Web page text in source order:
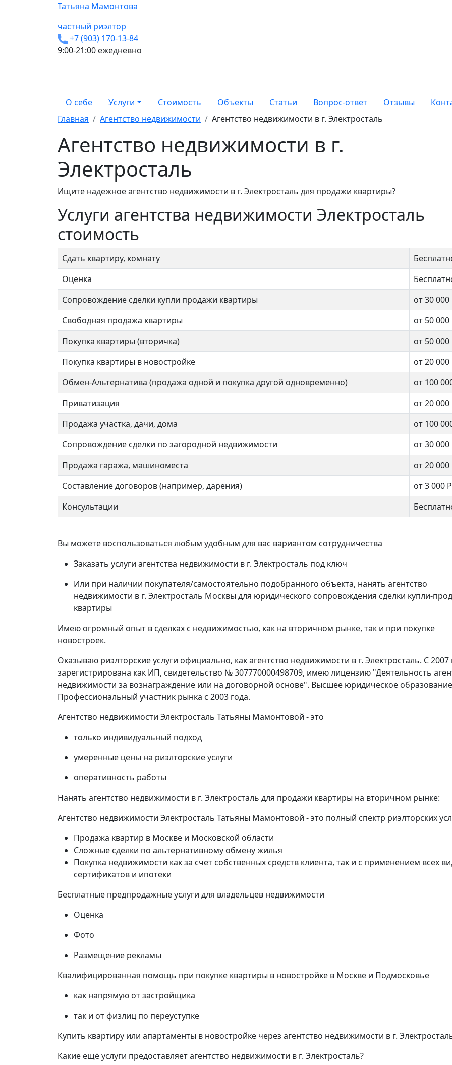
Татьяна Мамонтова
частный риэлтор
+7 (903) 170-13-84
9:00-21:00 ежедневно
О себе Услуги Стоимость Объекты Статьи Вопрос-ответ Отзывы
Главная
Агентство недвижимости Агентство недвижимости в г. Электросталь
Агентство недвижимости в г.
Электросталь
Ищите надежное агентство недвижимости в г. Электросталь для продажи квартиры?
Услуги агентства недвижимости Электросталь
стоимость
Сдать квартиру, комнату
Оценка
Сопровождение сделки купли продажи квартиры
от 30 000
Свободная продажа квартиры
от 50 000
Покупка квартиры (вторичка)
от 50 000
Покупка квартиры в новостройке
от 20 000
Обмен-Альтернатива (продажа одной и покупка другой одновременно)
от 100
Приватизация
от 20 000
Продажа участка, дачи, дома
от 100
Сопровождение сделки по загородной недвижимости
от 30 000
Продажа гаража, машиноместа
от 20 000
Составление договоров (например, дарения)
от 3 000 Р
Консультации
Вы можете воспользоваться любым удобным для вас вариантом сотрудничества
Заказать услуги агентства недвижимости в г. Электросталь под ключ
Или при наличии покупателя/самостоятельно подобранного объекта, нанять агентство
недвижимости в г. Электросталь Москвы для юридического сопровождения сделки купли-
квартиры
Имею огромный опыт в сделках с недвижимостью, как на вторичном рынке, так и при покупке
новостроек.
Оказываю риэлторские услуги официально, как агентство недвижимости в г. Электросталь. С 2007
зарегистрирована как ИП, свидетельство № 307770000498709, имею лицензию "Деятельность
недвижимости за вознаграждение или на договорной основе". Высшее юридическое
Профессиональный участник рынка с 2003 года.
Агентство недвижимости Электросталь Татьяны Мамонтовой - это
только индивидуальный подход
умеренные цены на риэлторские услуги
оперативность работы
Нанять агентство недвижимости в г. Электросталь для продажи квартиры на вторичном рынке:
Агентство недвижимости Электросталь Татьяны Мамонтовой - это полный спектр риэлторских
Продажа квартир в Москве и Московской области
Сложные сделки по альтернативному обмену жилья
Покупка недвижимости как за счет собственных средств клиента, так и с применением всех
сертификатов и ипотеки
Бесплатные предпродажные услуги для владельцев недвижимости
Оценка
Фото
Размещение рекламы
Квалифицированная помощь при покупке квартиры в новостройке в Москве и Подмосковье
как напрямую от застройщика
так и от физлиц по переуступке
Купить квартиру или апартаменты в новостройке через агентство недвижимости в г.
Какие ещё услуги предоставляет агентство недвижимости в г. Электросталь?